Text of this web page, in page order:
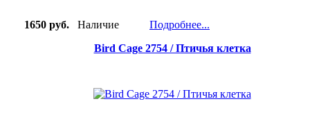
1650 руб. Наличие
Подробнее...
Bird Cage 2754 / Птичья клетка